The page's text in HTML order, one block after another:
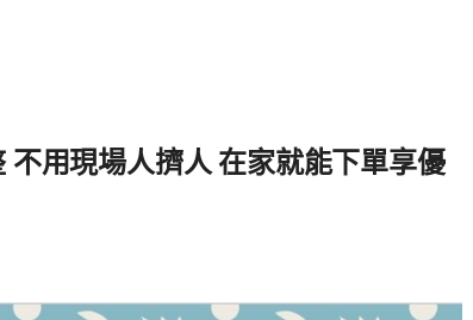
不用現場人擠人 在家就能下單享優